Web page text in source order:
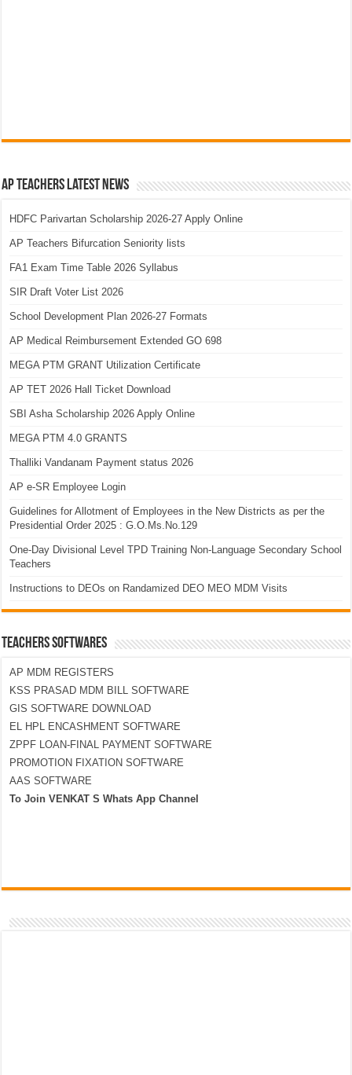
AP Teachers Latest News
HDFC Parivartan Scholarship 2026-27 Apply Online
AP Teachers Bifurcation Seniority lists
FA1 Exam Time Table 2026 Syllabus
SIR Draft Voter List 2026
School Development Plan 2026-27 Formats
AP Medical Reimbursement Extended GO 698
MEGA PTM GRANT Utilization Certificate
AP TET 2026 Hall Ticket Download
SBI Asha Scholarship 2026 Apply Online
MEGA PTM 4.0 GRANTS
Thalliki Vandanam Payment status 2026
AP e-SR Employee Login
Guidelines for Allotment of Employees in the New Districts as per the
Presidential Order 2025 : G.O.Ms.No.129
One-Day Divisional Level TPD Training Non-Language Secondary School
Teachers
Instructions to DEOs on Randamized DEO MEO MDM Visits
TEACHERS SOFTWARES
AP MDM REGISTERS
KSS PRASAD MDM BILL SOFTWARE
GIS SOFTWARE DOWNLOAD
EL HPL ENCASHMENT SOFTWARE
ZPPF LOAN-FINAL PAYMENT SOFTWARE
PROMOTION FIXATION SOFTWARE
AAS SOFTWARE
To Join VENKAT S Whats App Channel